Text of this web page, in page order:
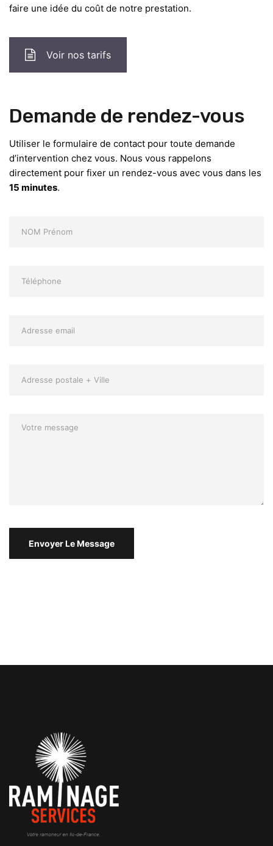
faire une idée du coût de notre prestation.
Voir nos tarifs
Demande de rendez-vous
Utiliser le formulaire de contact pour toute demande
d’intervention chez vous. Nous vous rappelons
directement pour fixer un rendez-vous avec vous dans les
15 minutes.